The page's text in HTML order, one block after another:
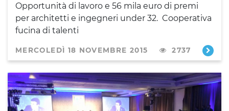
Opportunità di lavoro e 56 mila euro di premi
per architetti e ingegneri under 32. Cooperativa
fucina di talenti
MERCOLEDÌ 18 NOVEMBRE 2015 2737